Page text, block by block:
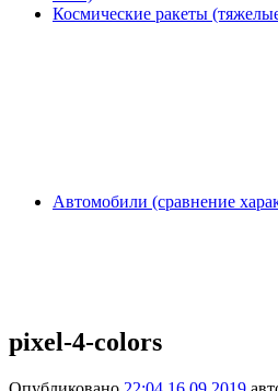
Космические ракеты
Автомобили (сравнение
pixel-4-colors